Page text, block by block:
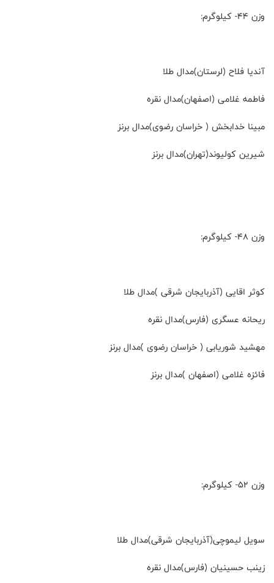
وزن ۴۴- کیلوگرم:
آندیا فلاح (لرستان)مدال طلا
فاطمه غلامی (اصفهان)مدال نقره
مبینا خدابخش ( خراسان رضوی)مدال برنز
شیرین کولیوند(تهران)مدال برنز
وزن ۴۸- کیلوگرم:
کوثر اقایی (آذربایجان شرقی )مدال طلا
ریحانه عسگری (فارس)مدال نقره
مهشید شوریابی ( خراسان رضوی )مدال برنز
فائزه غلامی (اصفهان )مدال برنز
وزن ۵۲- کیلوگرم:
سویل لیموچی(آذربایجان شرقی)مدال طلا
زینب حسینیان (فارس)مدال نقره